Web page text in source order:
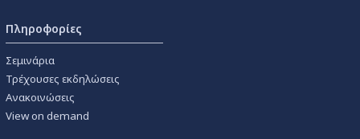
Πληροφορίες
Σεμινάρια
Τρέχουσες εκδηλώσεις
Ανακοινώσεις
View on demand